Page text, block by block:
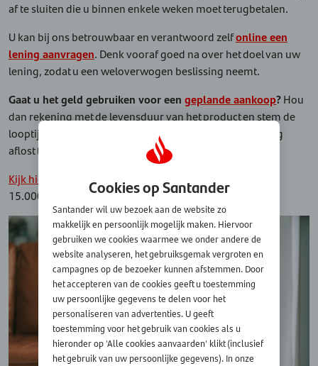
af te sluiten die u binnen enkele weken moet terugbetalen.
U kan bij ons betrouwbaar en verantwoord zelfonline een
lening aanvragen. Denk vooraf goed na over het doel van uw
lening, zodat u een weloverwogen beslissing neemt.
Gaat u het geld gebruiken voor een geplande aankoop?Hou
dan rekening met de levensduur van het product en stem de
looptijd van uw lening hierop af. Zo voorkomt u dat u nog
aflost terwijl u het product al niet meer gebruikt.
Kijk hier
wat de looptijd kan zijn wanneer u bijvoorbeeld
15.000 euro leent.Cookies op Santander
Santander wil uw bezoek aan de website zo
makkelijk en persoonlijk mogelijk maken. Hiervoor
gebruiken we cookies waarmee we onder andere de
website analyseren, het gebruiksgemak vergroten en
campagnes op de bezoeker kunnen afstemmen. Door
het accepteren van de cookies geeft u toestemming
uw persoonlijke gegevens te delen voor het
personaliseren van advertenties. U geeft
toestemming voor het gebruik van cookies als u
hieronder op 'Alle cookies aanvaarden' klikt (inclusief
het gebruik van uw persoonlijke gegevens). In onze